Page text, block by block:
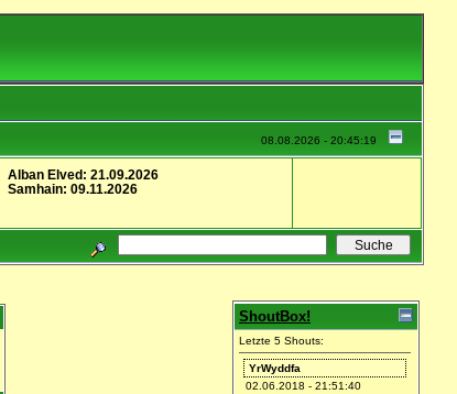
08.08.2026 - 20:45:19
Alban Elved: 21.09.2026
Samhain: 09.11.2026
ShoutBox!
Letzte 5 Shouts:
YrWyddfa
02.06.2018 - 21:51:40